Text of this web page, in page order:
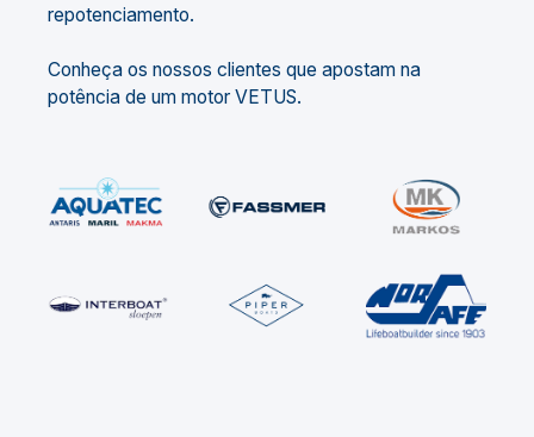
repotenciamento.
Conheça os nossos clientes que apostam na
potência de um motor VETUS.